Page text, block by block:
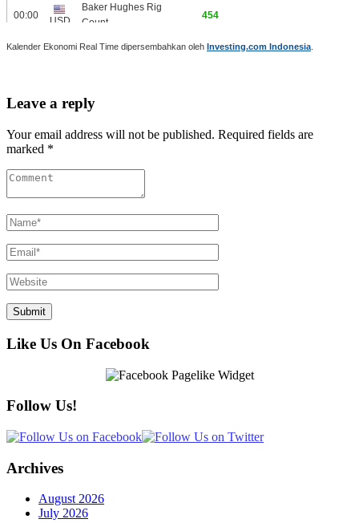
Kalender Ekonomi Real Time dipersembahkan oleh Investing.com Indonesia
Leave a reply
Your email address will not be published. Required fields are
marked *
Like Us On Facebook
Follow Us!
Archives
August 2026
July 2026